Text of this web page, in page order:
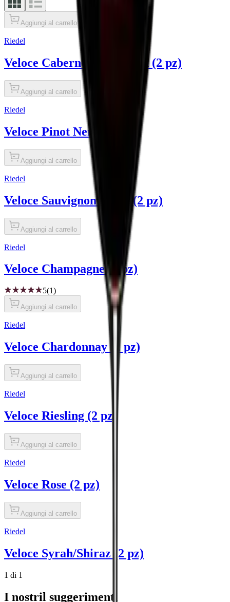
Aggiungi al carrello
Riedel
Veloce Cabernet Sauvignon (2 pz)
Aggiungi al carrello
Riedel
Veloce Pinot Nero (2 pz)
Aggiungi al carrello
Riedel
Veloce Sauvignon Blanc (2 pz)
Aggiungi al carrello
Riedel
Veloce Champagne (2 pz)
5(1)
Aggiungi al carrello
Riedel
Veloce Chardonnay (2 pz)
Aggiungi al carrello
Riedel
Veloce Riesling (2 pz)
Aggiungi al carrello
Riedel
Veloce Rose (2 pz)
Aggiungi al carrello
Riedel
Veloce Syrah/Shiraz (2 pz)
1 di 1
I nostril suggerimenti